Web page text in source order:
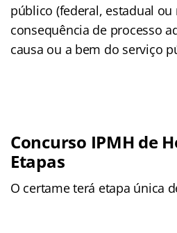
público (federal, estadual
consequência de processo
causa ou a bem do serviço
Concurso IPMH de
Etapas
O certame terá etapa única